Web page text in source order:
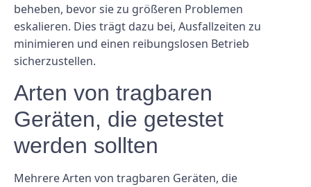
beheben, bevor sie zu größeren Problemen
eskalieren. Dies trägt dazu bei, Ausfallzeiten zu
minimieren und einen reibungslosen Betrieb
sicherzustellen.
Arten von tragbaren
Geräten, die getestet
werden sollten
Mehrere Arten von tragbaren Geräten, die